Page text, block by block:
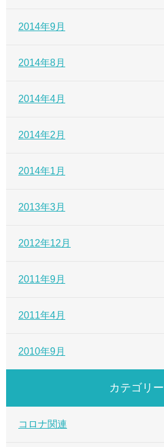
2014年9月
2014年8月
2014年4月
2014年2月
2014年1月
2013年3月
2012年12月
2011年9月
2011年4月
2010年9月
カテゴリー
コロナ関連